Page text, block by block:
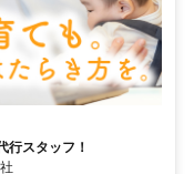
行スタッフ！